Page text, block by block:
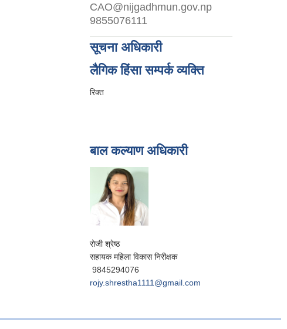
CAO@nijgadhmun.gov.np
9855076111
सूचना अधिकारी
लैगिक हिंसा सम्पर्क व्यक्ति
रिक्त
बाल कल्याण अधिकारी
रोजी श्रेष्ठ
सहायक महिला विकास निरीक्षक
9845294076
rojy.shrestha1111@gmail.com